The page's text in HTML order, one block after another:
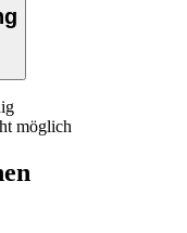
möglich